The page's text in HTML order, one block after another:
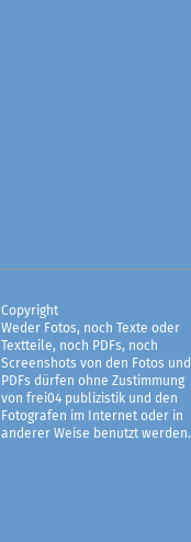
Copyright
Weder Fotos, noch Texte oder
Textteile, noch PDFs, noch
Screenshots von den Fotos und
PDFs dürfen ohne Zustimmung
von frei04 publizistik und den
Fotografen im Internet oder in
anderer Weise benutzt werden.